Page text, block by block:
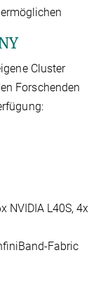
Cluster
Forschenden
NVIDIA L40S, 4x
Fabric